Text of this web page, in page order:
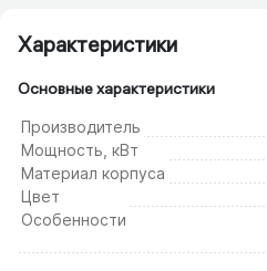
Характеристики
Основные характеристики
Производитель
Мощность, кВт
Материал корпуса
Цвет
Особенности